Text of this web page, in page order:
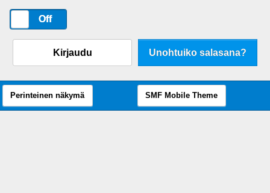
Off
Kirjaudu Unohtuiko salasana?
Perinteinen näkymä SMF Mobile Theme